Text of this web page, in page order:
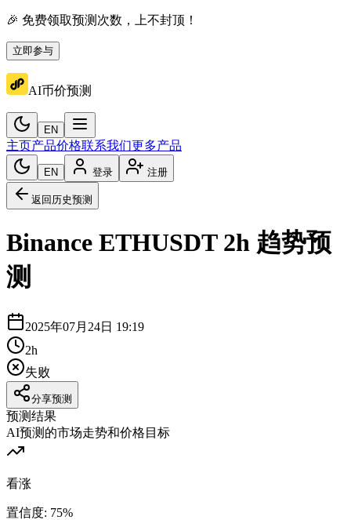
🎉 免费领取预测次数，上不封顶！
立即参与
AI币价预测
EN
主页产品价格联系我们更多产品
EN 登录 注册
返回历史预测
Binance ETHUSDT 2h 趋势预
测
2025年07月24日 19:19
2h
失败
分享预测
预测结果
AI预测的市场走势和价格目标
看涨
置信度: 75%